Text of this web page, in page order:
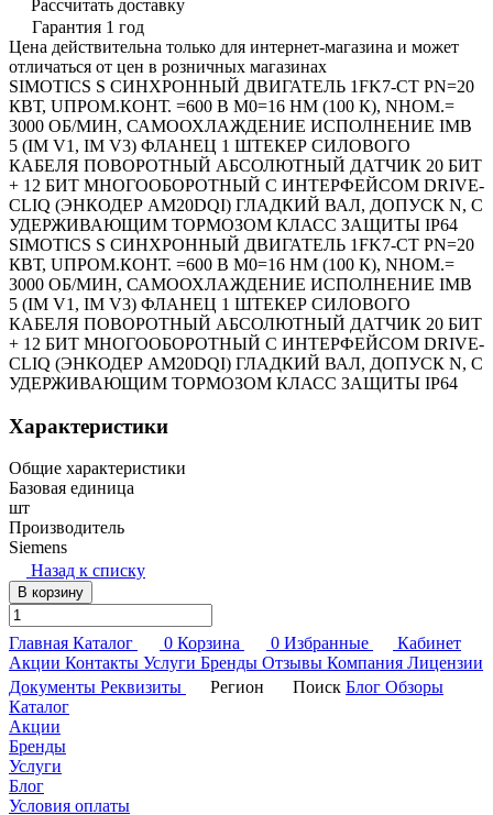
Рассчитать доставку
Гарантия 1 год
Цена действительна только для интернет-магазина и может
отличаться от цен в розничных магазинах
SIMOTICS S СИНХРОННЫЙ ДВИГАТЕЛЬ 1FK7-CT PN=20
КВТ, UПРОМ.КОНТ. =600 В M0=16 HM (100 К), NНОМ.=
3000 ОБ/МИН, САМООХЛАЖДЕНИЕ ИСПОЛНЕНИЕ IMB
5 (IM V1, IM V3) ФЛАНЕЦ 1 ШТЕКЕР СИЛОВОГО
КАБЕЛЯ ПОВОРОТНЫЙ АБСОЛЮТНЫЙ ДАТЧИК 20 БИТ
+ 12 БИТ МНОГООБОРОТНЫЙ С ИНТЕРФЕЙСОМ DRIVE-
CLIQ (ЭНКОДЕР AM20DQI) ГЛАДКИЙ ВАЛ, ДОПУСК N, С
УДЕРЖИВАЮЩИМ ТОРМОЗОМ КЛАСС ЗАЩИТЫ IP64
SIMOTICS S СИНХРОННЫЙ ДВИГАТЕЛЬ 1FK7-CT PN=20
КВТ, UПРОМ.КОНТ. =600 В M0=16 HM (100 К), NНОМ.=
3000 ОБ/МИН, САМООХЛАЖДЕНИЕ ИСПОЛНЕНИЕ IMB
5 (IM V1, IM V3) ФЛАНЕЦ 1 ШТЕКЕР СИЛОВОГО
КАБЕЛЯ ПОВОРОТНЫЙ АБСОЛЮТНЫЙ ДАТЧИК 20 БИТ
+ 12 БИТ МНОГООБОРОТНЫЙ С ИНТЕРФЕЙСОМ DRIVE-
CLIQ (ЭНКОДЕР AM20DQI) ГЛАДКИЙ ВАЛ, ДОПУСК N, С
УДЕРЖИВАЮЩИМ ТОРМОЗОМ КЛАСС ЗАЩИТЫ IP64
Характеристики
Общие характеристики
Базовая единица
шт
Производитель
Siemens
Назад к списку
В корзину
Главная Каталог 0 Корзина 0 Избранные
Кабинет
Акции Контакты Услуги Бренды Отзывы Компания Лицензии
Документы Реквизиты Регион Поиск Блог Обзоры
Каталог
Акции
Бренды
Услуги
Блог
Условия оплаты